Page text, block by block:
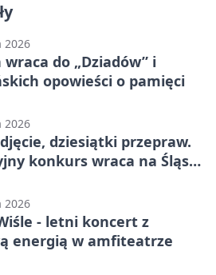
2026
wraca do „Dziadów” i
opowieści o pamięci
2026
dziesiątki przepraw.
konkurs wraca na Śląsk
2026
- letni koncert z
energią w amfiteatrze